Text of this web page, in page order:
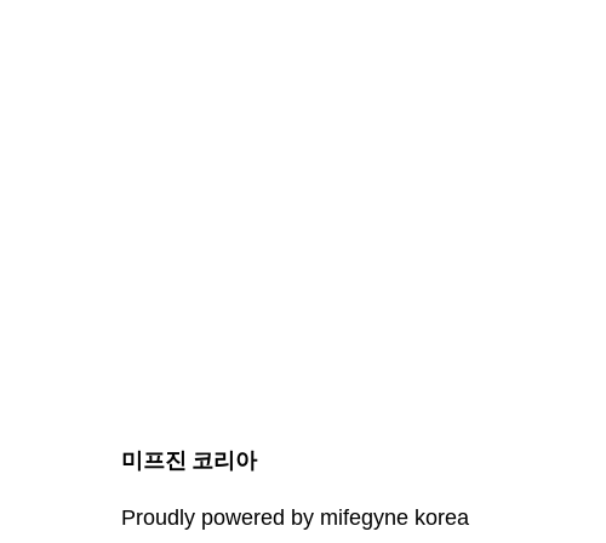
미프진 코리아
Proudly powered by mifegyne korea